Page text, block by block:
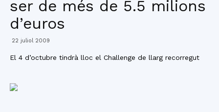
ser de més de 5.5 milions
d’euros
22 juliol 2009
El 4 d’octubre tindrà lloc el Challenge de llarg recorregut